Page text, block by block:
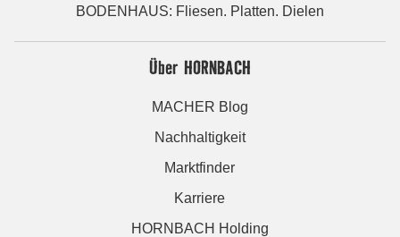
BODENHAUS: Fliesen. Platten. Dielen
Über HORNBACH
MACHER Blog
Nachhaltigkeit
Marktfinder
Karriere
HORNBACH Holding